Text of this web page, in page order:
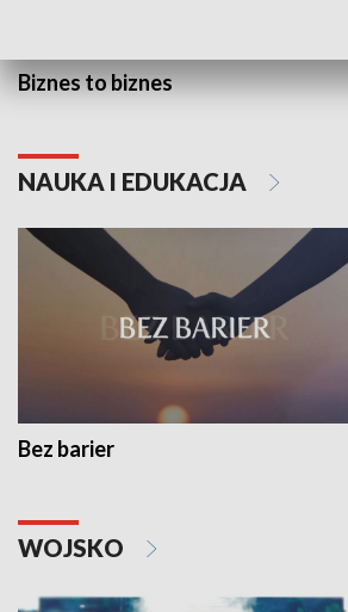
Biznes to biznes
NAUKA I EDUKACJA
Bez barier
WOJSKO